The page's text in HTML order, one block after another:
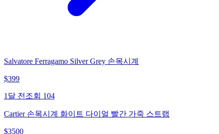
Salvatore Ferragamo Silver Grey 손목시계
$399
1달 전 조회 104
Cartier 손목시계 화이트 다이얼 빨간 가죽 스트랩
$3500